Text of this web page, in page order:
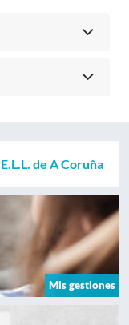
de A Coruña
Mis gestiones